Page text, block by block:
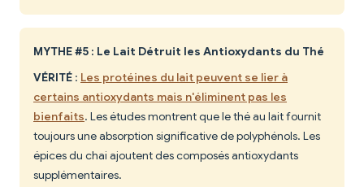
MYTHE #5 : Le Lait Détruit les Antioxydants du Thé
VÉRITÉ : Les protéines du lait peuvent se lier à
certains antioxydants mais n'éliminent pas les
bienfaits. Les études montrent que le thé au lait fournit
toujours une absorption significative de polyphénols. Les
épices du chai ajoutent des composés antioxydants
supplémentaires.